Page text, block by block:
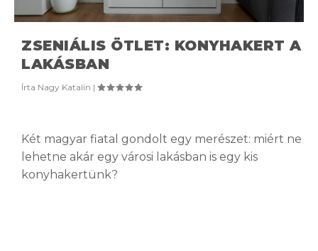
ZSENIÁLIS ÖTLET: KONYHAKERT A
LAKÁSBAN
Írta Nagy Katalin |
Két magyar fiatal gondolt egy merészet: miért ne
lehetne akár egy városi lakásban is egy kis
konyhakertünk?